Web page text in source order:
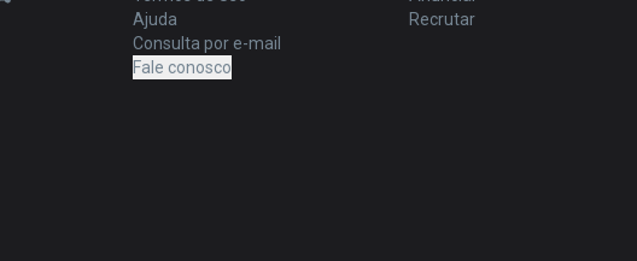
Ajuda
Consulta por e-mail
Fale conosco
Recrutar